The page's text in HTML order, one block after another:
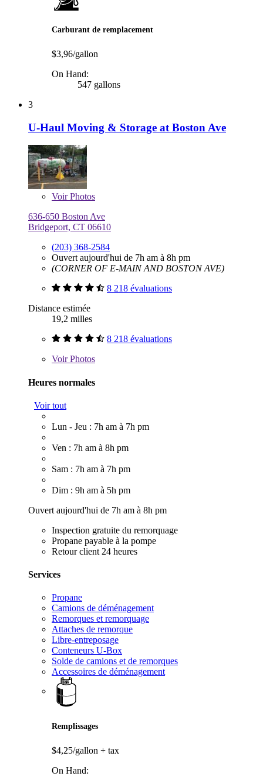
Carburant de remplacement
$3,96/gallon
On Hand:
547 gallons
3
U-Haul Moving & Storage at Boston Ave
VoirPhotos
636-650 Boston Ave
Bridgeport, CT 06610
(203) 368-2584
Ouvert aujourd'hui de 7h am à 8h pm
(CORNER OF E-MAIN AND BOSTON AVE)
8 218 évaluations
Distance estimée
19,2 milles
8 218 évaluations
VoirPhotos
Heures normales
Voir tout
Lun - Jeu : 7h am à 7h pm
Ven : 7h am à 8h pm
Sam : 7h am à 7h pm
Dim : 9h am à 5h pm
Ouvert aujourd'hui de 7h am à 8h pm
Inspection gratuite du remorquage
Propane payable à la pompe
Retour client 24 heures
Services
Propane
Camions de déménagement
Remorques et remorquage
Attaches de remorque
Libre-entreposage
Conteneurs U-Box
Solde de camions et de remorques
Accessoires de déménagement
Remplissages
$4,25/gallon + tax
On Hand: